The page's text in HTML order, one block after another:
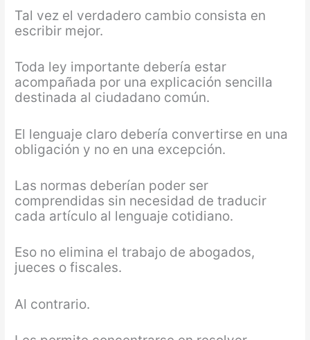
Tal vez el verdadero cambio consista en
escribir mejor.
Toda ley importante debería estar
acompañada por una explicación sencilla
destinada al ciudadano común.
El lenguaje claro debería convertirse en una
obligación y no en una excepción.
Las normas deberían poder ser
comprendidas sin necesidad de traducir
cada artículo al lenguaje cotidiano.
Eso no elimina el trabajo de abogados,
jueces o fiscales.
Al contrario.